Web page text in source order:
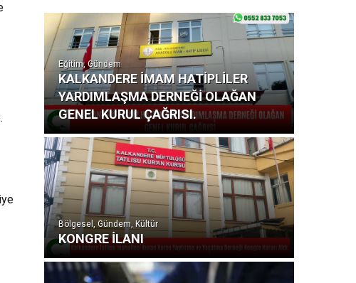
Eğitim, Gündem
KALKANDERE İMAM HATİPLİLER
YARDIMLAŞMA DERNEĞİ OLAĞAN
GENEL KURUL ÇAĞRISI.
Bölgesel, Gündem, Kültür
KONGRE İLANI